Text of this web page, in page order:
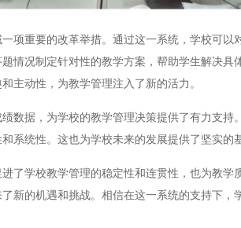
重要的改革举措。通过这一系统，学校可以
情况制定针对性的教学方案，帮助学生解决具
主动性，为教学管理注入了新的活力。
据，为学校的教学管理决策提供了有力支持
系统性。这也为学校未来的发展提供了坚实的
学校教学管理的稳定性和连贯性，也为教学
新的机遇和挑战。相信在这一系统的支持下，